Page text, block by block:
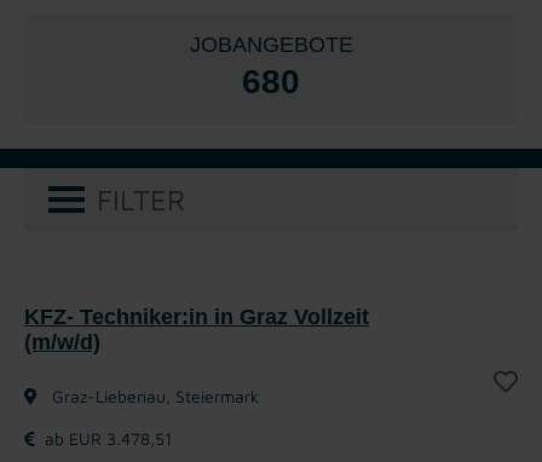
JOBANGEBOTE
680
FILTER
KFZ- Techniker:in in Graz Vollzeit
(m/w/d)
Graz-Liebenau, Steiermark
ab EUR 3.478,51